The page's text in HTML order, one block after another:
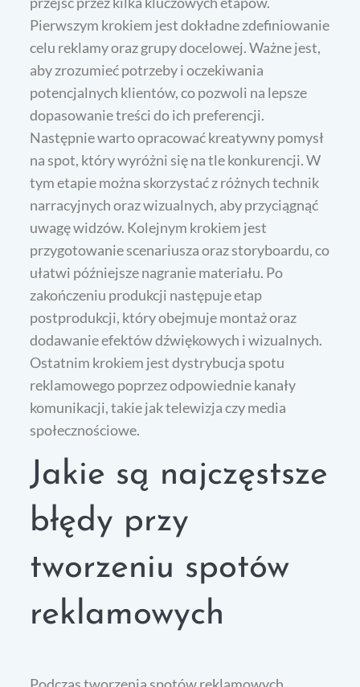
Pierwszym krokiem jest dokładne zdefiniowanie
celu reklamy oraz grupy docelowej. Ważne jest,
aby zrozumieć potrzeby i oczekiwania
potencjalnych klientów, co pozwoli na lepsze
dopasowanie treści do ich preferencji.
Następnie warto opracować kreatywny pomysł
na spot, który wyróżni się na tle konkurencji. W
tym etapie można skorzystać z różnych technik
narracyjnych oraz wizualnych, aby przyciągnąć
uwagę widzów. Kolejnym krokiem jest
przygotowanie scenariusza oraz storyboardu, co
ułatwi późniejsze nagranie materiału. Po
zakończeniu produkcji następuje etap
postprodukcji, który obejmuje montaż oraz
dodawanie efektów dźwiękowych i wizualnych.
Ostatnim krokiem jest dystrybucja spotu
reklamowego poprzez odpowiednie kanały
komunikacji, takie jak telewizja czy media
społecznościowe.
Jakie są najczęstsze
błędy przy
tworzeniu spotów
reklamowych